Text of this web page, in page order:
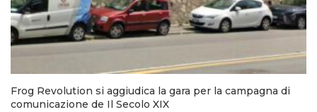
Frog Revolution si aggiudica la gara per la campagna di
comunicazione de Il Secolo XIX